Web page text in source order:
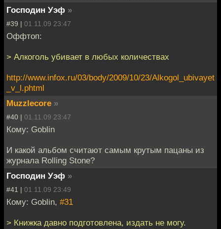
Господин Уэф »
#39 | 01.11.09 23:47
Оффтоп:
> Алкоголь убивает в любых количествах
http://www.infox.ru/03/body/2009/10/23/Alkogol_ubivayet
_v_l.phtml
Muzzlecore »
#40 | 01.11.09 23:47
Кому: Goblin
И какой альбом считают самым крутым пацаны из
журнала Rolling Stone?
Господин Уэф »
#41 | 01.11.09 23:49
Кому: Goblin, #31
> Книжка давно подготовлена, издать не могу.